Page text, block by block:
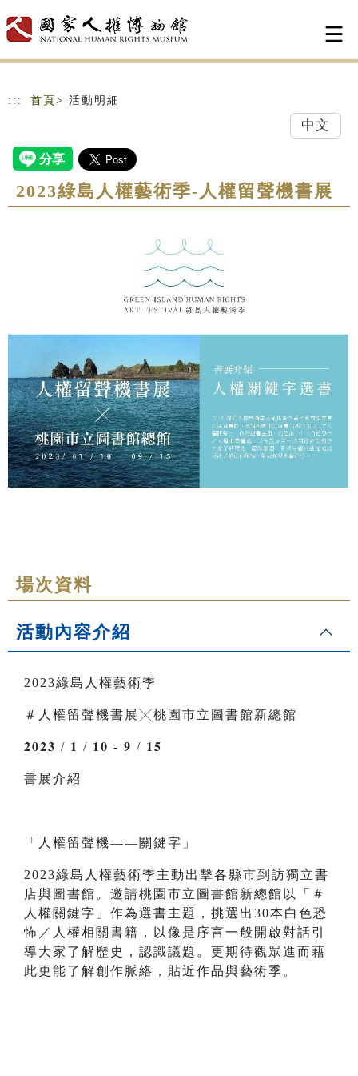
::: 首頁 > 活動明細
中文
2023綠島人權藝術季-人權留聲機書展
場次資料
活動內容介紹
2023綠島人權藝術季
＃人權留聲機書展╳桃園市立圖書館新總館
𝟐𝟎𝟐𝟑 / 𝟏 / 𝟏𝟎 - 𝟗 / 𝟏𝟓
書展介紹
「人權留聲機——關鍵字」
2023綠島人權藝術季主動出擊各縣市到訪獨立書
店與圖書館。邀請桃園市立圖書館新總館以「＃
人權關鍵字」作為選書主題，挑選出30本白色恐
怖／人權相關書籍，以像是序言一般開啟對話引
導大家了解歷史，認識議題。更期待觀眾進而藉
此更能了解創作脈絡，貼近作品與藝術季。